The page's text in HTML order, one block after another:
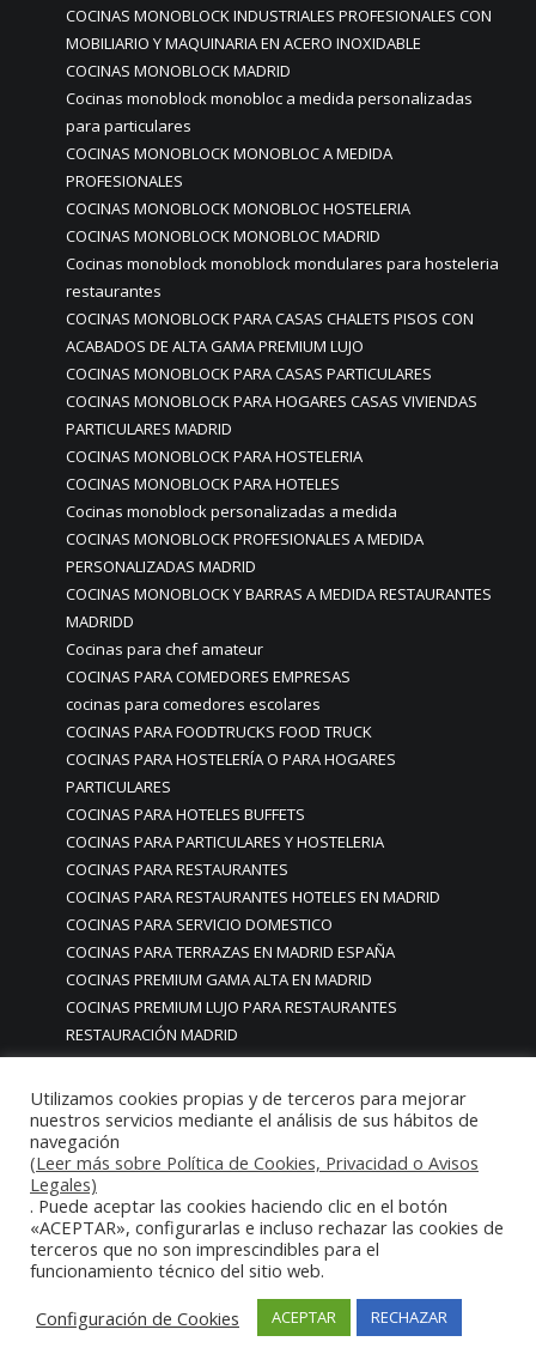
COCINAS MONOBLOCK INDUSTRIALES PROFESIONALES CON
MOBILIARIO Y MAQUINARIA EN ACERO INOXIDABLE
COCINAS MONOBLOCK MADRID
Cocinas monoblock monobloc a medida personalizadas
para particulares
COCINAS MONOBLOCK MONOBLOC A MEDIDA
PROFESIONALES
COCINAS MONOBLOCK MONOBLOC HOSTELERIA
COCINAS MONOBLOCK MONOBLOC MADRID
Cocinas monoblock monoblock mondulares para hosteleria
restaurantes
COCINAS MONOBLOCK PARA CASAS CHALETS PISOS CON
ACABADOS DE ALTA GAMA PREMIUM LUJO
COCINAS MONOBLOCK PARA CASAS PARTICULARES
COCINAS MONOBLOCK PARA HOGARES CASAS VIVIENDAS
PARTICULARES MADRID
COCINAS MONOBLOCK PARA HOSTELERIA
COCINAS MONOBLOCK PARA HOTELES
Cocinas monoblock personalizadas a medida
COCINAS MONOBLOCK PROFESIONALES A MEDIDA
PERSONALIZADAS MADRID
COCINAS MONOBLOCK Y BARRAS A MEDIDA RESTAURANTES
MADRIDD
Cocinas para chef amateur
COCINAS PARA COMEDORES EMPRESAS
cocinas para comedores escolares
COCINAS PARA FOODTRUCKS FOOD TRUCK
COCINAS PARA HOSTELERÍA O PARA HOGARES
PARTICULARES
COCINAS PARA HOTELES BUFFETS
COCINAS PARA PARTICULARES Y HOSTELERIA
COCINAS PARA RESTAURANTES
COCINAS PARA RESTAURANTES HOTELES EN MADRID
COCINAS PARA SERVICIO DOMESTICO
COCINAS PARA TERRAZAS EN MADRID ESPAÑA
COCINAS PREMIUM GAMA ALTA EN MADRID
COCINAS PREMIUM LUJO PARA RESTAURANTES
RESTAURACIÓN MADRID
COCINAS PREMIUM MADRID
COCINAS PREMIUM PROFESIONALES MADRID
COCINAS PROFESIONALES
COCINAS PROFESIONALES • MOBILIARIO • ENCIMERAS •
REVESTIMIENTOS • ESTRUCTURAS • ELEMENTOS
DECORATIVOS ACERO INOXIDABLE
COCINAS PROFESIONALES A MEDIDA PERSONALIZADAS PARA
PARTICULARES
COCINAS PROFESIONALES ACERO INOXIDABLE
COCINAS PROFESIONALES HORECA
COCINAS PROFESIONALES HOSTELERÍA MADRID
Utilizamos cookies propias y de terceros para mejorar
nuestros servicios mediante el análisis de sus hábitos de
navegación
(Leer más sobre Política de Cookies, Privacidad o Avisos
Legales)
. Puede aceptar las cookies haciendo clic en el botón
«ACEPTAR», configurarlas e incluso rechazar las cookies de
terceros que no son imprescindibles para el
funcionamiento técnico del sitio web.
Configuración de Cookies
ACEPTAR RECHAZAR